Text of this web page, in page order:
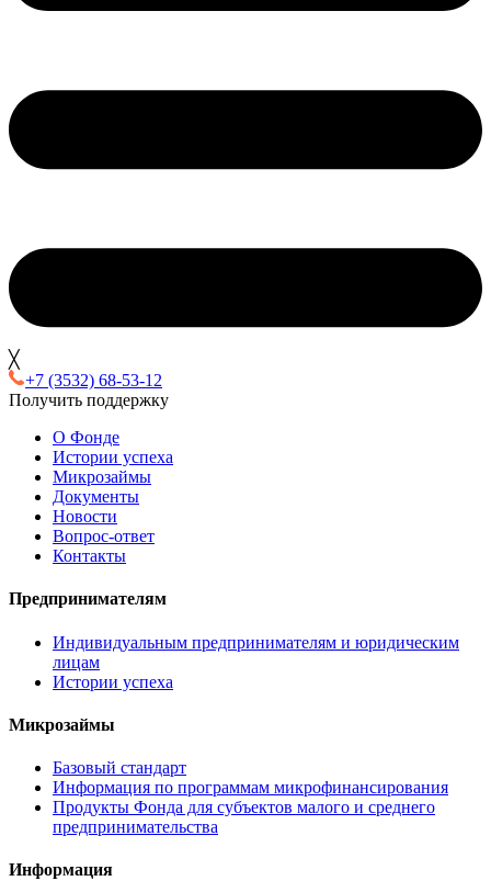
╳
+7 (3532) 68-53-12
Получить поддержку
О Фонде
Истории успеха
Микрозаймы
Документы
Новости
Вопрос-ответ
Контакты
Предпринимателям
Индивидуальным предпринимателям и юридическим
лицам
Истории успеха
Микрозаймы
Базовый стандарт
Информация по программам микрофинансирования
Продукты Фонда для субъектов малого и среднего
предпринимательства
Информация